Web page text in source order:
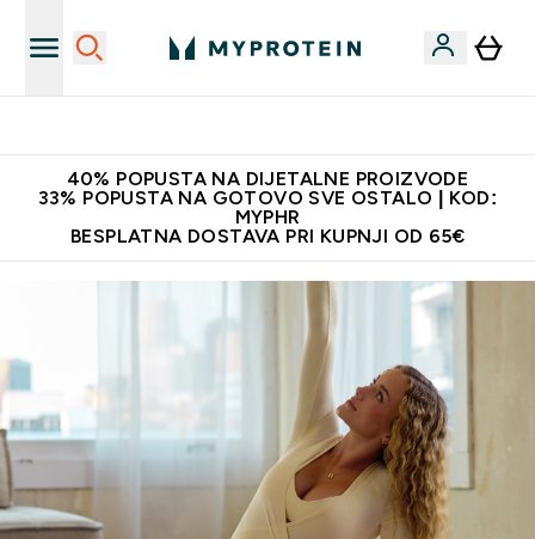
40% POPUSTA NA DIJETALNE PROIZVODE
33% POPUSTA NA GOTOVO SVE OSTALO | KOD:
MYPHR
BESPLATNA DOSTAVA PRI KUPNJI OD 65€